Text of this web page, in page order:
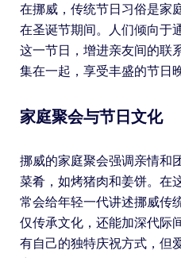
在挪威，传统节日习俗是家
在圣诞节期间。人们倾向于
这一节日，增进亲友间的联
集在一起，享受丰盛的节日
家庭聚会与节日文化
挪威的家庭聚会强调亲情和
菜肴，如烤猪肉和姜饼。在
常会给年轻一代讲述挪威传
仅传承文化，还能加深代际
有自己的独特庆祝方式，但